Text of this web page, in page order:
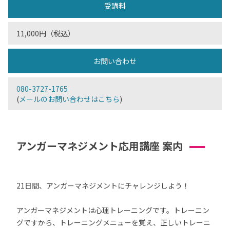
受講料
11,000円（税込）
お問い合わせ
080-3727-1765
(メールのお問い合わせはこちら)
アンガーマネジメント応用講座 案内
21日間、アンガーマネジメントにチャレンジしよう！
アンガーマネジメントは心理トレーニングです。トレーニン
グですから、トレーニングメニューを覚え、正しいトレーニ